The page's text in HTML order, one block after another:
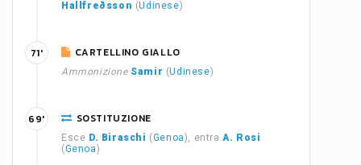
Hallfreðsson (Udinese)
CARTELLINO GIALLO
Ammonizione Samir (Udinese)
71'
SOSTITUZIONE
Esce D. Biraschi (Genoa), entraA. Rosi
(Genoa)
69'